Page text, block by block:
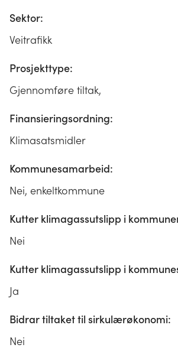
Sektor:
Veitrafikk
Prosjekttype:
Gjennomføre tiltak,
Finansieringsordning:
Klimasatsmidler
Kommunesamarbeid:
Nei, enkeltkommune
Kutter klimagassutslipp i
Nei
Kutter klimagassutslipp i
Ja
Bidrar tiltaket til sirkulærøkonomi:
Nei